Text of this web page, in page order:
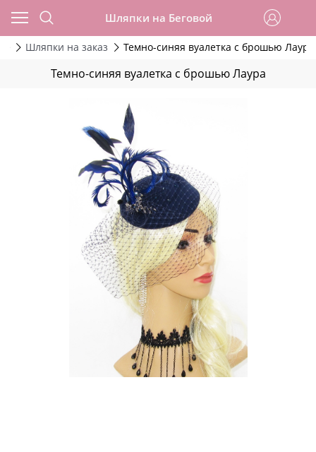
Шляпки на Беговой
Шляпки на заказ Темно-синяя вуалетка с брошью Лаура
Темно-синяя вуалетка с брошью Лаура